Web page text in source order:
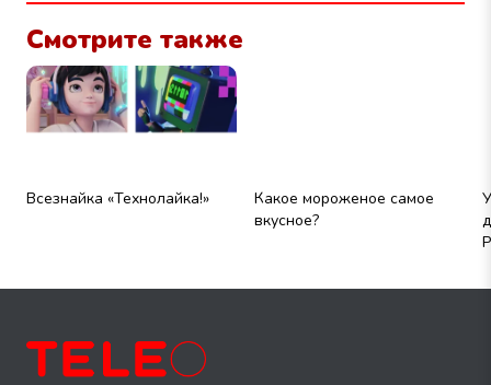
Смотрите также
Всезнайка «Технолайка!»
Какое мороженое самое
вкусное?